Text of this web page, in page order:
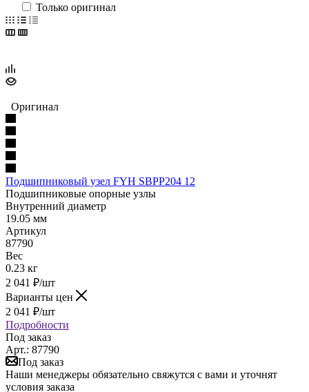
Только оригинал
Оригинал
Подшипниковый узел FYH SBPP204 12
Подшипниковые опорные узлы
Внутренний диаметр
19.05 мм
Артикул
87790
Вес
0.23 кг
2 041 ₽/шт
Варианты цен
2 041 ₽/шт
Подробности
Под заказ
Арт.: 87790
Под заказ
Наши менеджеры обязательно свяжутся с вами и уточнят
условия заказа